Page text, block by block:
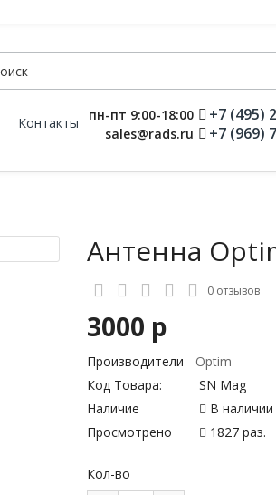
Контакты
пн-пт 9:00-18:00
sales@rads.ru
+7 (495)
+7 (969)
Антенна
0 отзывов
3000 р
Производители
Optim
Код Товара:
SN Mag
Наличие
В наличии
Просмотрено
1827 раз.
Кол-во